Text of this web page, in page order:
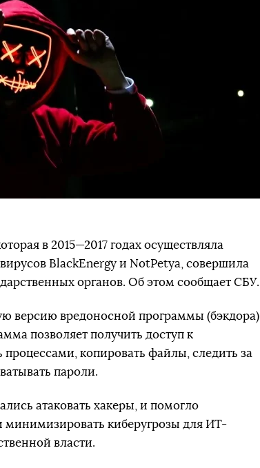
в 2015—2017 годах осуществляла
BlackEnergy и NotPetya, совершила
органов. Об этом сообщает СБУ.
версию вредоносной программы (бэкдора)
позволяет получить доступ к
копировать файлы, следить за
пароли.
атаковать хакеры, и помогло
минимизировать киберугрозы для ИТ-
власти.